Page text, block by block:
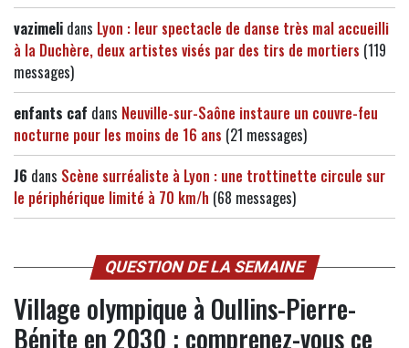
vazimeli dans Lyon : leur spectacle de danse très mal accueilli
à la Duchère, deux artistes visés par des tirs de mortiers (119
messages)
enfants caf dans Neuville-sur-Saône instaure un couvre-feu
nocturne pour les moins de 16 ans (21 messages)
J6 dans Scène surréaliste à Lyon : une trottinette circule sur
le périphérique limité à 70 km/h (68 messages)
QUESTION DE LA SEMAINE
Village olympique à Oullins-Pierre-
Bénite en 2030 : comprenez-vous ce